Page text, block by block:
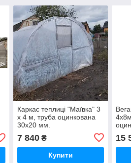
Каркас теплиці "Маївка" 3
х 4 м, труба оцинкована
30х20 мм.
7 840₴
Купити
15